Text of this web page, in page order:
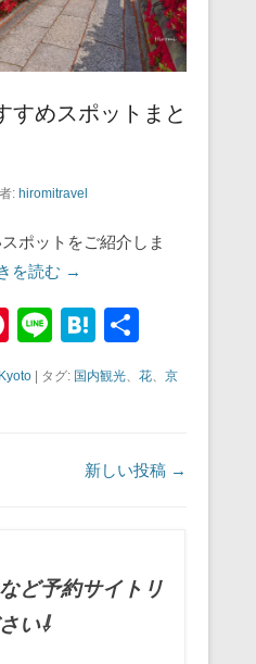
すめスポットまと
: hiromitravel
ポットをご紹介しま
を読む →
Pi
er
Li
e
H
at
e
a
有
タグ: 国内観光、 花、 京
新しい投稿 →
ど予約サイトリ
い⇩